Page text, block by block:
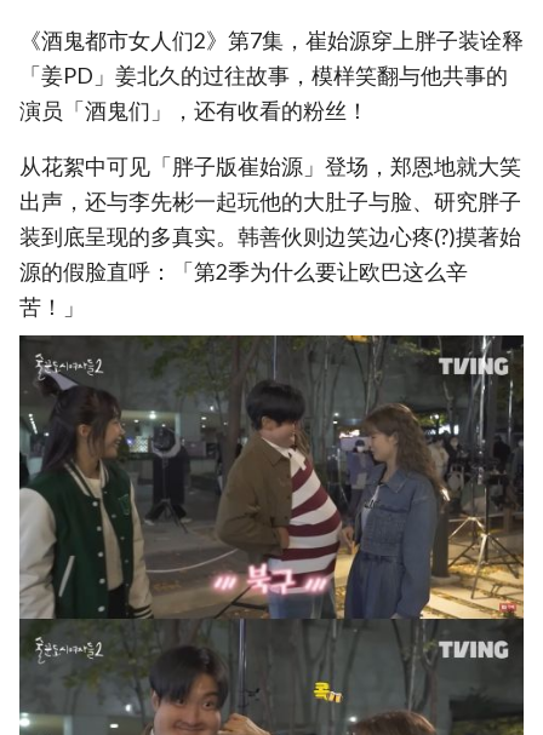
《酒鬼都市女人们2》第7集，崔始源穿上胖子装诠释
「姜PD」姜北久的过往故事，模样笑翻与他共事的
演员「酒鬼们」，还有收看的粉丝！
从花絮中可见「胖子版崔始源」登场，郑恩地就大笑
出声，还与李先彬一起玩他的大肚子与脸、研究胖子
装到底呈现的多真实。韩善伙则边笑边心疼(?)摸著始
源的假脸直呼：「第2季为什么要让欧巴这么辛
苦！」